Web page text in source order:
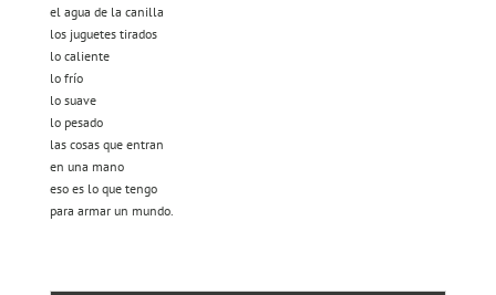
el agua de la canilla
los juguetes tirados
lo caliente
lo frío
lo suave
lo pesado
las cosas que entran
en una mano
eso es lo que tengo
para armar un mundo.